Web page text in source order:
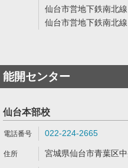
仙台市営地下鉄南北
仙台市営地下鉄南北
能開センター
仙台本部校
022-224-2665
宮城県仙台市青葉区